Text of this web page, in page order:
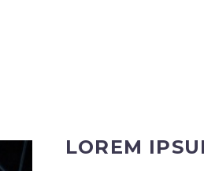
LOREM